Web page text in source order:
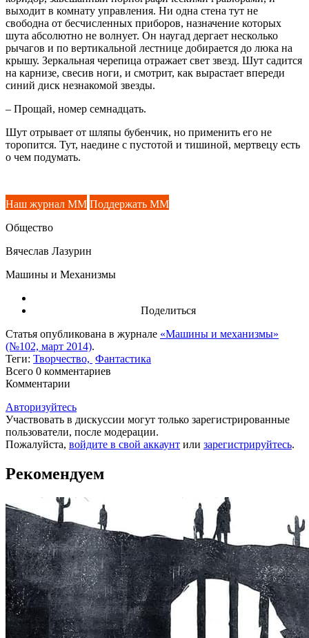
выходит в комнату управления. Ни одна стена тут не
свободна от бесчисленных приборов, назначение которых
шута абсолютно не волнует. Он наугад дергает несколько
рычагов и по вертикальной лестнице добирается до люка на
крышу. Зеркальная черепица отражает свет звезд. Шут садится
на карнизе, свесив ноги, и смотрит, как вырастает впереди
синий диск незнакомой звезды.
– Прощай, номер семнадцать.
Шут отрывает от шляпы бубенчик, но применить его не
торопится. Тут, наедине с пустотой и тишиной, мертвецу есть
о чем подумать.
Наш журнал ММ Поддержать ММ
Общество
Вячеслав Лазурин
Машины и Механизмы
Поделиться
Статья опубликована в журнале «Машины и механизмы»
(№102, март 2014).
Теги: Творчество, Фантастика
Всего 0 комментариев
Комментарии
Авторизуйтесь
Участвовать в дискуссии могут только зарегистрированные
пользователи, после модерации.
Пожалуйста, войдите в свой аккаунт или зарегистрируйтесь.
Рекомендуем